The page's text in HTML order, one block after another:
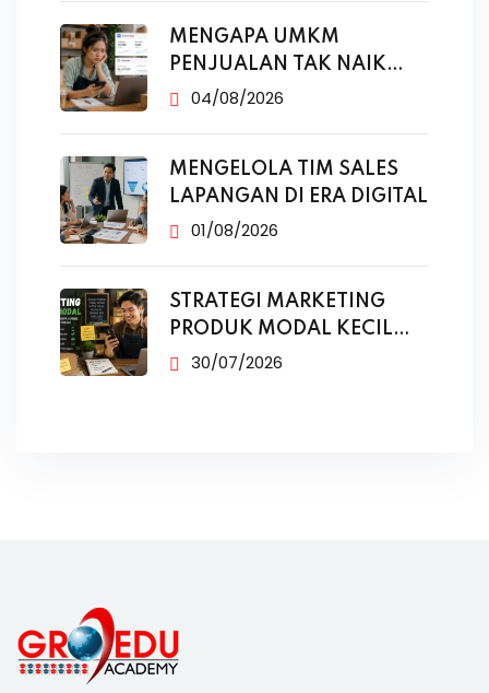
MENGAPA UMKM
PENJUALAN TAK NAIK
MESKI SUDAH
04/08/2026
MENGELOLA TIM SALES
LAPANGAN DI ERA DIGITAL
01/08/2026
STRATEGI MARKETING
PRODUK MODAL KECIL
TANPA IKLAN
30/07/2026